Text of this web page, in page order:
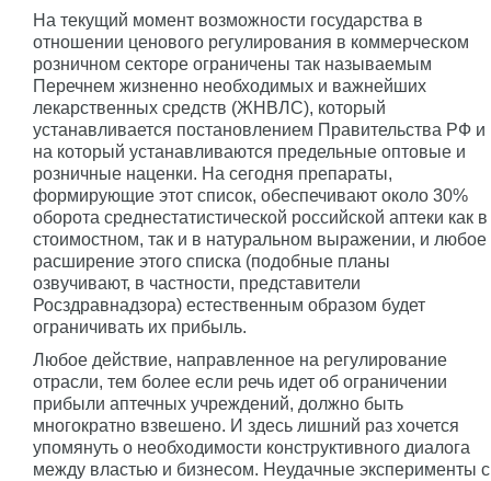
На текущий момент возможности государства в
отношении ценового регулирования в коммерческом
розничном секторе ограничены так называемым
Перечнем жизненно необходимых и важнейших
лекарственных средств (ЖНВЛС), который
устанавливается постановлением Правительства РФ и
на который устанавливаются предельные оптовые и
розничные наценки. На сегодня препараты,
формирующие этот список, обеспечивают около 30%
оборота среднестатистической российской аптеки как в
стоимостном, так и в натуральном выражении, и любое
расширение этого списка (подобные планы
озвучивают, в частности, представители
Росздравнадзора) естественным образом будет
ограничивать их прибыль.
Любое действие, направленное на регулирование
отрасли, тем более если речь идет об ограничении
прибыли аптечных учреждений, должно быть
многократно взвешено. И здесь лишний раз хочется
упомянуть о необходимости конструктивного диалога
между властью и бизнесом. Неудачные эксперименты с